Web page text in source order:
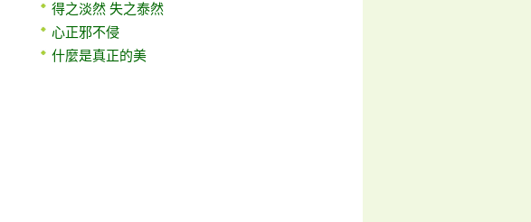
得之淡然 失之泰然
心正邪不侵
什麼是真正的美